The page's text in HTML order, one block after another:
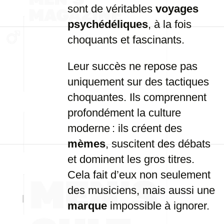
sont de véritables voyages
psychédéliques, à la fois
choquants et fascinants.
Leur succès ne repose pas
uniquement sur des tactiques
choquantes. Ils comprennent
profondément la culture
moderne : ils créent des
mèmes, suscitent des débats
et dominent les gros titres.
Cela fait d’eux non seulement
des musiciens, mais aussi une
marque impossible à ignorer.